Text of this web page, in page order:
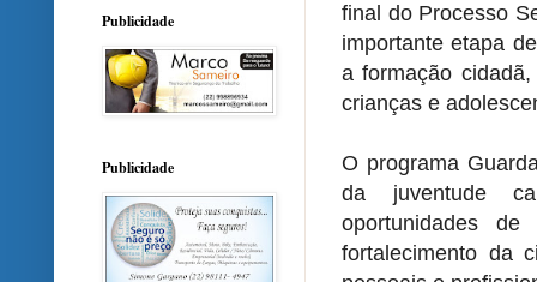
final do Processo
importante etapa
a formação
crianças e
O programa
da juventude
oportunidades de
fortalecimento da
Publicidade
Publicidade